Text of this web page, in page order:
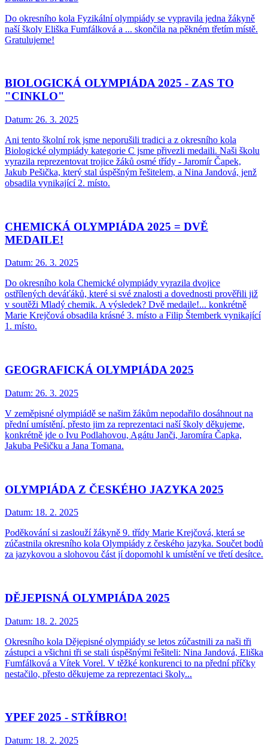
Do okresního kola Fyzikální olympiády se vypravila jedna žákyně
naší školy Eliška Fumfálková a ... skončila na pěkném třetím místě.
Gratulujeme!
BIOLOGICKÁ OLYMPIÁDA 2025 - ZAS TO
"CINKLO"
Datum: 26. 3. 2025
Ani tento školní rok jsme neporušili tradici a z okresního kola
Biologické olympiády kategorie C jsme přivezli medaili. Naši školu
vyrazila reprezentovat trojice žáků osmé třídy - Jaromír Čapek,
Jakub Pešička, který stal úspěšným řešitelem, a Nina Jandová, jenž
obsadila vynikající 2. místo.
CHEMICKÁ OLYMPIÁDA 2025 = DVĚ
MEDAILE!
Datum: 26. 3. 2025
Do okresního kola Chemické olympiády vyrazila dvojice
ostřílených deváťáků, které si své znalosti a dovednosti prověřili již
v soutěži Mladý chemik. A výsledek? Dvě medaile!... konkrétně
Marie Krejčová obsadila krásné 3. místo a Filip Štemberk vynikající
1. místo.
GEOGRAFICKÁ OLYMPIÁDA 2025
Datum: 26. 3. 2025
V zeměpisné olympiádě se našim žákům nepodařilo dosáhnout na
přední umístění, přesto jim za reprezentaci naší školy děkujeme,
konkrétně jde o Ivu Podlahovou, Agátu Janči, Jaromíra Čapka,
Jakuba Pešičku a Jana Tomana.
OLYMPIÁDA Z ČESKÉHO JAZYKA 2025
Datum: 18. 2. 2025
Poděkování si zaslouží žákyně 9. třídy Marie Krejčová, která se
zúčastnila okresního kola Olympiády z českého jazyka. Součet bodů
za jazykovou a slohovou část jí dopomohl k umístění ve třetí desítce.
DĚJEPISNÁ OLYMPIÁDA 2025
Datum: 18. 2. 2025
Okresního kola Dějepisné olympiády se letos zúčastnili za naši tři
zástupci a všichni tři se stali úspěšnými řešiteli: Nina Jandová, Eliška
Fumfálková a Vítek Vorel. V těžké konkurenci to na přední příčky
nestačilo, přesto děkujeme za reprezentaci školy...
YPEF 2025 - STŘÍBRO!
Datum: 18. 2. 2025